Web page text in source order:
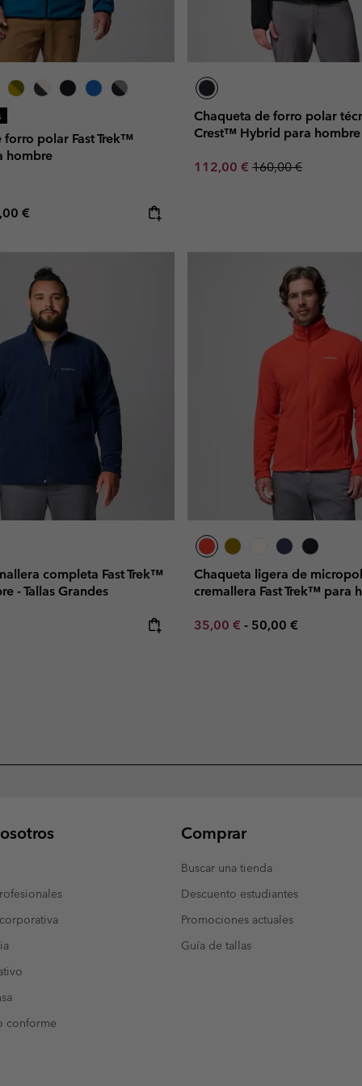
forro polar Fast Trek™
hombre
price: price:
€
Chaqueta de forro polar
Crest™ Hybrid para hombre
Sale price:
112,00 € Regular price:
160,00 €
completa Fast Trek™
- Tallas Grandes
Chaqueta ligera de
cremallera Fast Trek™ para
Minimum sale price:
35,00 € - Maximum price:
50,00 €
conforme
Comprar
Buscar una tienda
Descuento estudiantes
Promociones actuales
Guía de tallas